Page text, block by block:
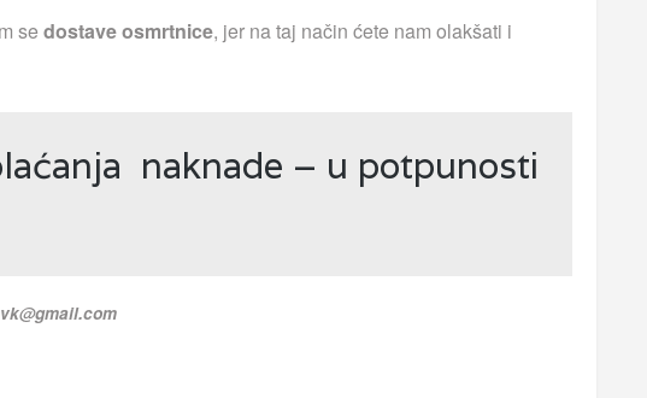
sedostave osmrtnice, jer na taj način ćete nam olakšati i
naknade – u potpunosti